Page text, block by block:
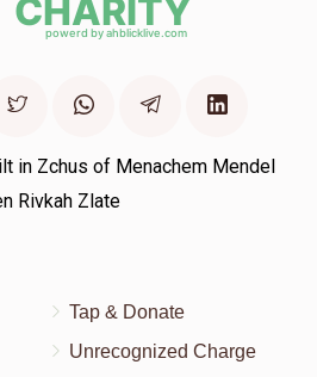
in Zchus of Menachem Mendel
Rivkah Zlate
Tap & Donate
Unrecognized Charge